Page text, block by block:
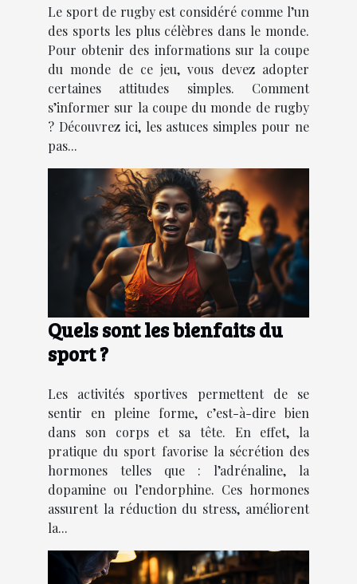
Le sport de rugby est considéré comme l’un
des sports les plus célèbres dans le monde.
Pour obtenir des informations sur la coupe
du monde de ce jeu, vous devez adopter
certaines attitudes simples. Comment
s’informer sur la coupe du monde de rugby
? Découvrez ici, les astuces simples pour ne
pas...
Quels sont les bienfaits du
sport ?
Les activités sportives permettent de se
sentir en pleine forme, c’est-à-dire bien
dans son corps et sa tête. En effet, la
pratique du sport favorise la sécrétion des
hormones telles que : l’adrénaline, la
dopamine ou l’endorphine. Ces hormones
assurent la réduction du stress, améliorent
la...